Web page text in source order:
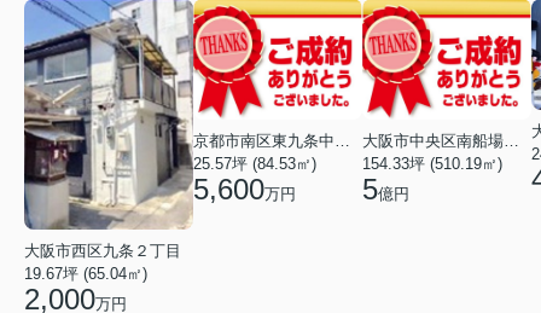
大阪市西区九条２丁目
19.67坪 (65.04㎡)
2,000万円
京都市南区東九条中御霊町
25.57坪 (84.53㎡)
5,600万円
大阪市中央区南船場１丁目
154.33坪 (510.19㎡)
5億円